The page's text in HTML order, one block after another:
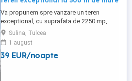
Va propunem spre vanzare un teren
exceptional, cu suprafata de 2250 mp,
parcelat in loturi de 450 mp, in Sulina,
zona Unitatii Militare de
Radiotelecomunicatii. Terenul se vinde fie
in loturi individuale, fie in loturi comasate. -
Sulina, Tulcea
1 august
39 EUR/noapte